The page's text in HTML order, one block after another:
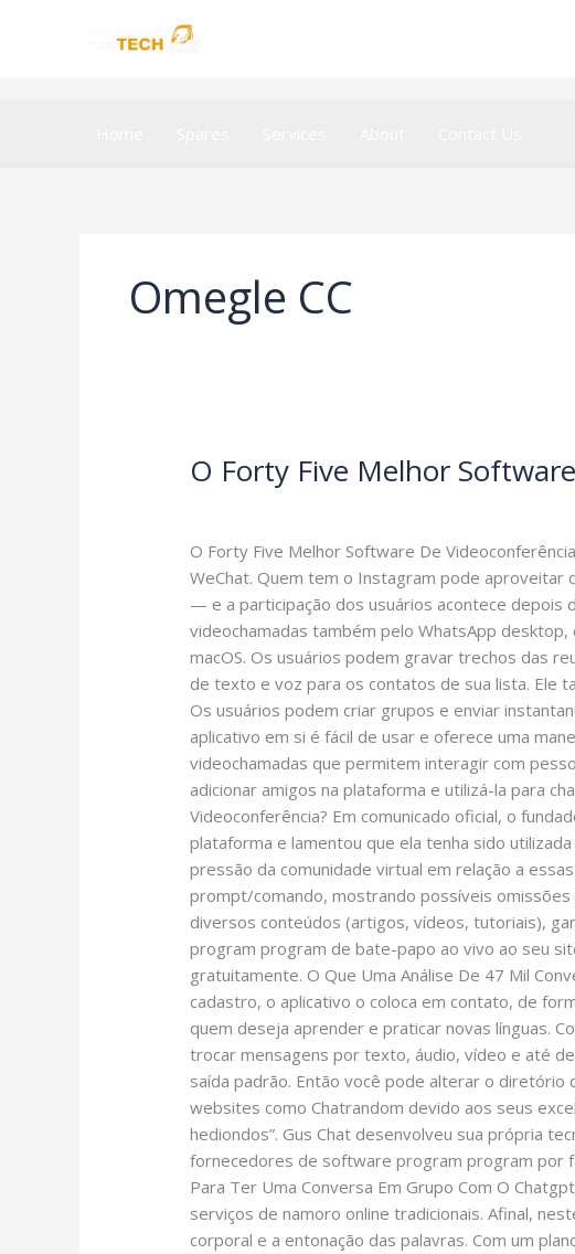
Omegle CC
O Forty Five Melhor
O Forty Five Melhor Software De
WeChat. Quem tem o Instagram pode aproveitar
— e a participação dos usuários acontece depois
videochamadas também pelo WhatsApp
macOS. Os usuários podem gravar trechos das
de texto e voz para os contatos de sua lista. Ele
Os usuários podem criar grupos e enviar
aplicativo em si é fácil de usar e oferece uma
videochamadas que permitem interagir com
adicionar amigos na plataforma e utilizá-la para
Videoconferência? Em comunicado oficial, o
plataforma e lamentou que ela tenha sido
pressão da comunidade virtual em relação a
prompt/comando, mostrando possíveis
diversos conteúdos (artigos, vídeos, tutoriais),
program program de bate-papo ao vivo ao seu
gratuitamente. O Que Uma Análise De 47 Mil
cadastro, o aplicativo o coloca em contato, de
quem deseja aprender e praticar novas línguas.
trocar mensagens por texto, áudio, vídeo e até
saída padrão. Então você pode alterar o
websites como Chatrandom devido aos seus
hediondos”. Gus Chat desenvolveu sua própria
fornecedores de software program program por
Para Ter Uma Conversa Em Grupo Com O
serviços de namoro online tradicionais. Afinal,
corporal e a entonação das palavras. Com um
O
Melhor
Software
Videoconferência
Em
2025